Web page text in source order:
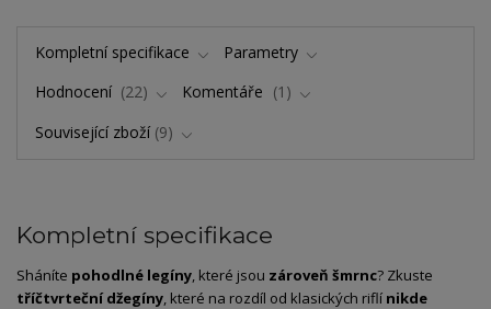
Kompletní specifikace
Parametry
Hodnocení
22 Komentáře
1
Související zboží 9
Kompletní specifikace
Sháníte pohodlné legíny , které jsou zároveň šmrnc? Zkuste
tříčtvrteční džegíny , které na rozdíl od klasických riflí nikde